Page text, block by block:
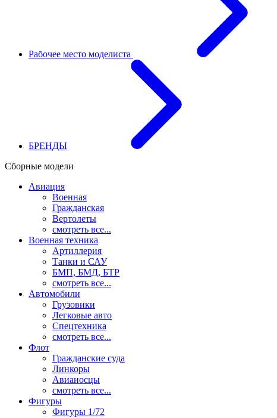
Рабочее место моделиста
БРЕНДЫ
Сборные модели
Авиация
Военная
Гражданская
Вертолеты
смотреть все...
Военная техника
Артиллерия
Танки и САУ
БМП, БМД, БТР
смотреть все...
Автомобили
Грузовики
Легковые авто
Спецтехника
смотреть все...
Флот
Гражданские суда
Линкоры
Авианосцы
смотреть все...
Фигуры
Фигуры 1/72